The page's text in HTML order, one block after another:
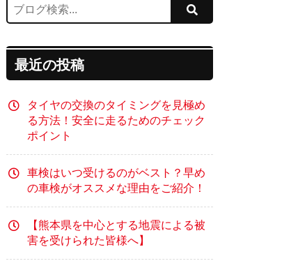
最近の投稿
タイヤの交換のタイミングを見極め
る方法！安全に走るためのチェック
ポイント
車検はいつ受けるのがベスト？早め
の車検がオススメな理由をご紹介！
【熊本県を中心とする地震による被
害を受けられた皆様へ】